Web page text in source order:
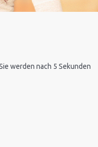
werden nach 5 Sekunden